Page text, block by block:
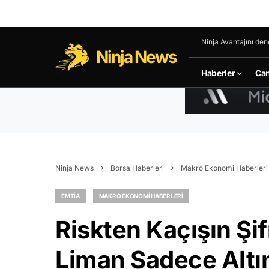
Ninja News
Ninja Avantajını
Haberler
Ninja News Borsa Haberleri Makro Ekonomi Haberleri
EMTIA MAKRO EKONOMI HABERLERI
Riskten Kaçışın
Liman Sadece